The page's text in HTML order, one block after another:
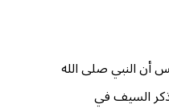
أن النبي صلى الله
السيف في